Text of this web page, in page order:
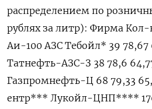
распределением по
рублях за ‌литр): Фирма
Аи-100 АЗС Тебойл* 39 78,67
Татнефть-АЗС-З 38 78,6
Газпромнефть-Ц 68 79,33
ентр*** Лукойл-ЦНП**** 176